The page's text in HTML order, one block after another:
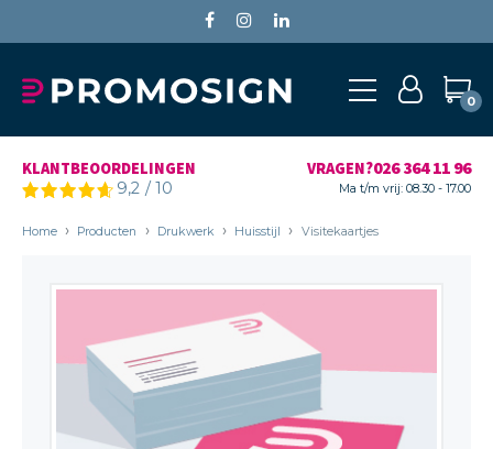
0
KLANTBEOORDELINGEN
9,2 /10
VRAGEN?026 364 11 96
Ma t/m vrij: 08.30 - 17.00
Home Producten Drukwerk Huisstijl Visitekaartjes